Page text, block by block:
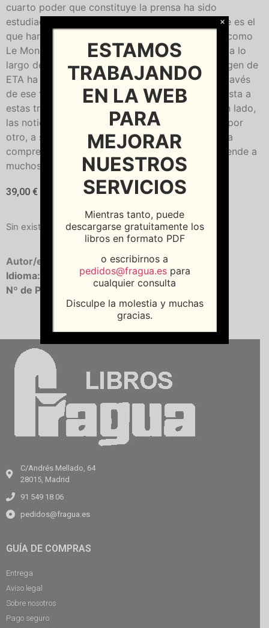
cuarto poder que constituye la prensa ha sido
estudiado de una forma superficial ¿Qué mensaje es el
que han transmitido periódicos tan prestigiosos como
Le Monde y Le Figaro? ¿Ha variado ese mensaje a lo
largo de estos 40 años? Y, sobre todo, ¿qué imágen de
ETA ha calado en la opinión pública francesa a través
de ese tratamiento periodístico? Para dar respuesta a
estas tres preguntas, la autora ha reunido, por un lado,
las noticias publicadas por ambios quotidiens y, por
otro, a sus autores, testimonio indispensable para
comprender un modo de informar que aún sorprende a
muchos en el momento actual.
39,00 €
Sin existencias
Autor/es:
DÍAZ CERVERÓ, Elba
Idioma:
Castellano
Nº de Páginas:
424
C/Andrés Mellado, 64
28015, Madrid
91 549 18 06
pedidos@fragua.es
GUÍA DE COMPRAS
Entrega
Aviso legal
Sobre nosotros
Pago seguro
ESTAMOS
TRABAJANDO
EN LA WEB
PARA
MEJORAR
NUESTROS
SERVICIOS
Mientras tanto, puede
descargarse gratuitamente los
libros en formato PDF
o escribirnos a
pedidos@fragua.espara
cualquier consulta
Disculpe la molestia y muchas
gracias.
×